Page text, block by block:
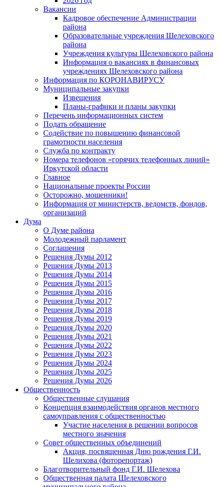
Вакансии
Кадровое обеспечение Администрации
района
Образовательные учреждения Шелеховского
района
Учреждения культуры Шелеховского района
Информация о вакансиях в финансовых
учреждениях Шелеховского района
Информация по КОРОНАВИРУСУ
Муниципальные закупки
Извещения
Планы-графики и планы закупки
Перечень информационных систем
Подать обращение
Содействие по повышению финансовой
грамотности населения
Служба по контракту
Номера телефонов «горячих телефонных линий»
Иркутской области
Главное
Национальные проекты России
Осторожно, мошенники!
Информация от министерств, ведомств, фондов,
организаций
Дума
О Думе района
Молодежный парламент
Соглашения
Решения Думы 2012
Решения Думы 2013
Решения Думы 2014
Решения Думы 2015
Решения Думы 2016
Решения Думы 2017
Решения Думы 2018
Решения Думы 2019
Решения Думы 2020
Решения Думы 2021
Решения Думы 2022
Решения Думы 2023
Решения Думы 2024
Решения Думы 2025
Решения Думы 2026
Общественность
Общественные слушания
Концепция взаимодействия органов местного
самоуправления с общественностью
Участие населения в решении вопросов
местного значения
Совет общественных объединений
Акция, посвященная Дню рождения Г.И.
Шелихова (фоторепортаж)
Благотворительный фонд Г.И. Шелехова
Общественная палата Шелеховского